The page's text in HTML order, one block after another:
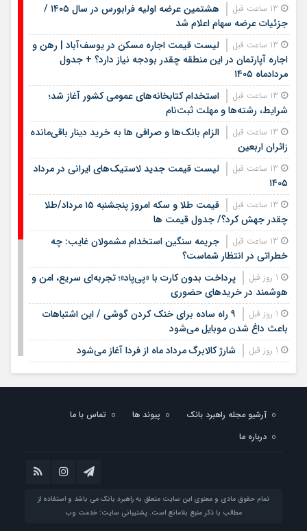
هشتمین عرضه اولیه فرابورس در سال ۱۴۰۵ /
جزئیات عرضه سهام اعلام شد
لیست قیمت اجاره مسکن در یوسف‌آباد | رهن و
اجاره آپارتمان در این منطقه چقدر بودجه نیاز دارد؟ + جدول
مردادماه ۱۴۰۵
استخدام کتابخانه‌های عمومی کشور آغاز شد؛
شرایط، رشته‌ها و مهلت ثبت‌نام
الزام بانک‌ها و صرافی ها به خرید دینار باقی‌مانده
زائران اربعین
لیست قیمت جدید لاستیک‌های ایرانی در مرداد
۱۴۰۵
قیمت طلا و سکه امروز پنجشنبه ۱۵ مرداد/طلا
چقدر جهش کرد؟/ جدول قیمت ها
جریمه سنگین استخدام مشمولان غایب: چه
خطراتی در انتظار شماست؟
پرداخت بدون کارت با «پی‌پاد»؛ تجربه‌ای سریع، امن و
هوشمند در خریدهای حضوری
۹ راه ساده برای خنک کردن گوشی / این اشتباهات
باعث داغ شدن موبایل می‌شود
شارژ کالابرگ مرداد ماه از فردا آغاز می‌شود
1 روز قبل
لیست قیمت اجاره مسکن در شهرک غرب |
اجاره‌نشینی در این منطقه چقدر هزینه دارد؟ + جدول مردادماه
لیست قیمت خرید مسکن در تهرانسر/ قیمت خرید
هر متر آپارتمان در این منطقه چقدر است؟ + جدول
جدیدترین قیمت سکه، طلا امروز چهارشنبه چهاردهم
آرشیو مجله راهبرد بانک پیوند ها
تماس با ما
درباره ما
تمام حقوق مادی و معنوی این سایت متعلق به راهبرد بانک می باشد و استفاده از
مطالب با ذکر منبع بلامانع است. پشتیبانی سایت:خدمت وب